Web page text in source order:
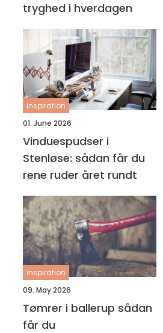
tryghed i hverdagen
inspiration
01. June 2026
Vinduespudser i
Stenløse: sådan får du
rene ruder året rundt
inspiration
09. May 2026
Tømrer i ballerup sådan
får du